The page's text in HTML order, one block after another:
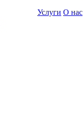
Услуги О нас